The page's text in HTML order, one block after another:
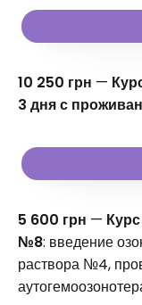
10 250 грн —
3 дня с
5 600 грн —
№8: введение
раствора №4,